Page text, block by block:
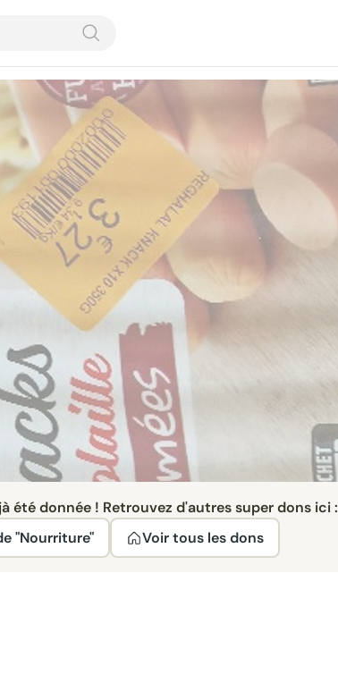
été donnée ! Retrouvez d'autres super dons ici :
"Nourriture"
Voir tous les dons